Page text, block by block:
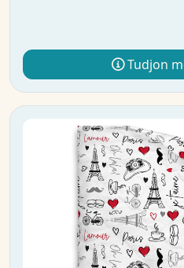
Tudjon